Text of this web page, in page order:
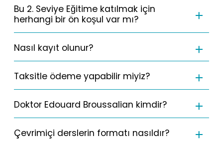
Bu 2. Seviye Eğitime katılmak için
herhangi bir ön koşul var mı?
Nasıl kayıt olunur?
Taksitle ödeme yapabilir miyiz?
Doktor Edouard Broussalian kimdir?
Çevrimiçi derslerin formatı nasıldır?